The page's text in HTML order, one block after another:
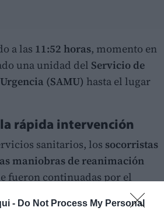
- Do Not Process My Personal
a las 11:52 horas, momento en
una unidad del Servicio de
(SAMU) hasta el lugar
rápida intervención
sanitarios, los socorristas
maniobras de reanimación
fueron continuadas por el